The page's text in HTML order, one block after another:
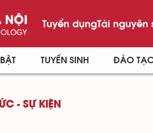
Tuyển dụngTài nguyên
TUYỂN SINH ĐÀO
- SỰ KIỆN